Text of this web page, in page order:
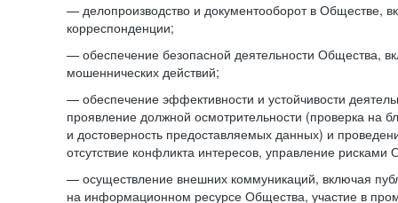
— делопроизводство и документооборот в Обществе,
корреспонденции;
— обеспечение безопасной деятельности Общества,
мошеннических действий;
— обеспечение эффективности и устойчивости
проявление должной осмотрительности (проверка на
и достоверность предоставляемых данных) и
отсутствие конфликта интересов, управление рисками
— осуществление внешних коммуникаций, включая
на информационном ресурсе Общества, участие в